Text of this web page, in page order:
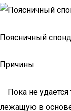
Поясничный
Причины
Пока не удается
лежащую в основе